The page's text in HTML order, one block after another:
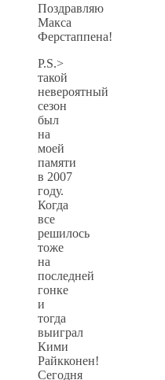
Поздравляю
Макса
Ферстаппена!
P.S.>
такой
невероятный
сезон
был
на
моей
памяти
в 2007
году.
Когда
все
решилось
тоже
на
последней
гонке
и
тогда
выиграл
Кими
Райкконен!
Сегодня